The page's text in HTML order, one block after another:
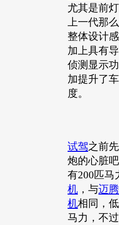
尤其是前
上一代那
整体设计
加上具有
侦测显示
加提升了
度。
试驾之前
炮的心脏
有200匹马
机 ，与迈腾
机相同，
马力，不